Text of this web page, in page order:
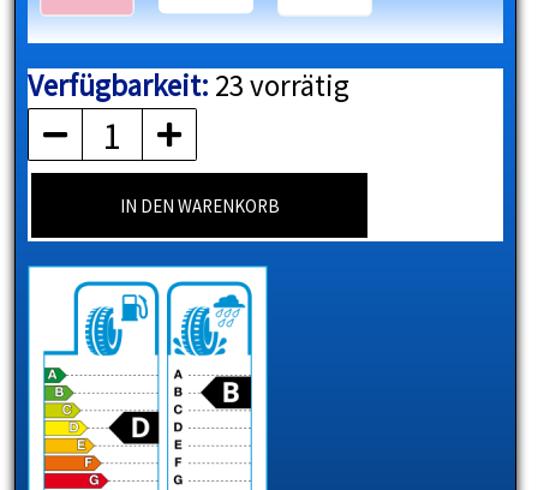
Verfügbarkeit: 23 vorrätig
GOODRIDE
Menge
IN DEN WARENKORB